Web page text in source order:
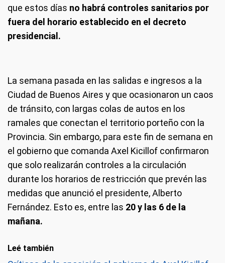
que estos días no habrá controles sanitarios por
fuera del horario establecido en el decreto
presidencial.
La semana pasada en las salidas e ingresos a la
Ciudad de Buenos Aires y que ocasionaron un caos
de tránsito, con largas colas de autos en los
ramales que conectan el territorio porteño con la
Provincia. Sin embargo, para este fin de semana en
el gobierno que comanda Axel Kicillof confirmaron
que solo realizarán controles a la circulación
durante los horarios de restricción que prevén las
medidas que anunció el presidente, Alberto
Fernández. Esto es, entre las 20 y las 6 de la
mañana.
Leé también